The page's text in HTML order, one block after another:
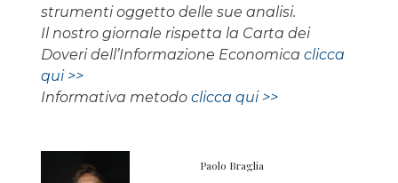
strumenti oggetto delle sue analisi.
Il nostro giornale rispetta la Carta dei
Doveri dell’Informazione Economica clicca
qui >>
Informativa metodo clicca qui >>
Paolo Braglia